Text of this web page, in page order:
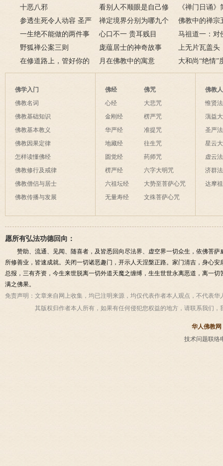
吗？二祖断臂求法的故
事
的一生
么办
十恶八邪
看别人不顺眼是自己修
养不够
《禅门日诵》
参透生死令人动容 圣严
法师圆寂前曾拒绝换
肾
禅定境界分别为哪九个
层次呢？
佛教中的禅宗
谁？禅宗五祖
绍
一生绝不能做的两件事 心口不一 贵耳贱目
马祖道一：对
也是菩萨境界
野狐禅公案三则 庞蕴居士的神奇故事
上无片瓦盖头
土立足
在修道路上，管好你的
这些动物和这条虫子
月在佛教中的寓意 大和尚“绝情”
佛学入门
佛教名词
佛教基础知识
佛教基本教义
佛教因果定律
怎样读懂佛经
佛教修行及戒律
佛教僧侣与居士
佛教传播与发展
佛经
心经
金刚经
华严经
地藏经
圆觉经
楞严经
六祖坛经
无量寿经
佛咒
大悲咒
楞严咒
准提咒
往生咒
药师咒
六字大明咒
大势至菩萨心咒
文殊菩萨心咒
佛教
惟贤
蕅益
圣严
星云
虚云
济群
达摩
愿所有弘法功德回向：
赞助、流通、见闻、随喜者，及皆悉回向尽法界、虚空界一切众生，依佛菩
所修善业，皆速成就。关闭一切诸恶趣门，开示人天涅槃正路。家门清吉，身心
总报，三有齐资，今生来世脱离一切外道天魔之缠缚，生生世世永离恶道，离一
满之佛果。
免责声明： 文章来自网上收集，均已注明来源，均仅代表作者本人观点，不代表
其版权归作者本人所有，如果有任何侵犯您权益的地方，请联系我们，
华人佛教网
技术问题联络